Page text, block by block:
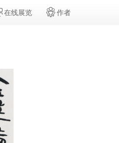
在线展览 作者